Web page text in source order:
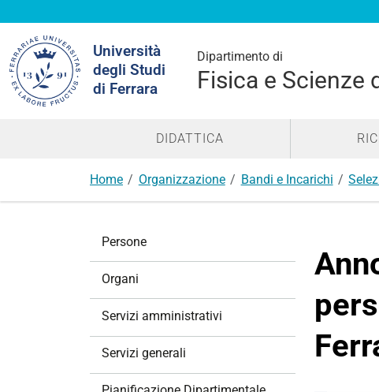
Università
degli Studi
di Ferrara
Dipartimento di
Fisica e Scienze
nel
sito
DIDATTICA
Home Organizzazione Bandi e Incarichi
Persone
Organi
Servizi amministrativi
Servizi generali